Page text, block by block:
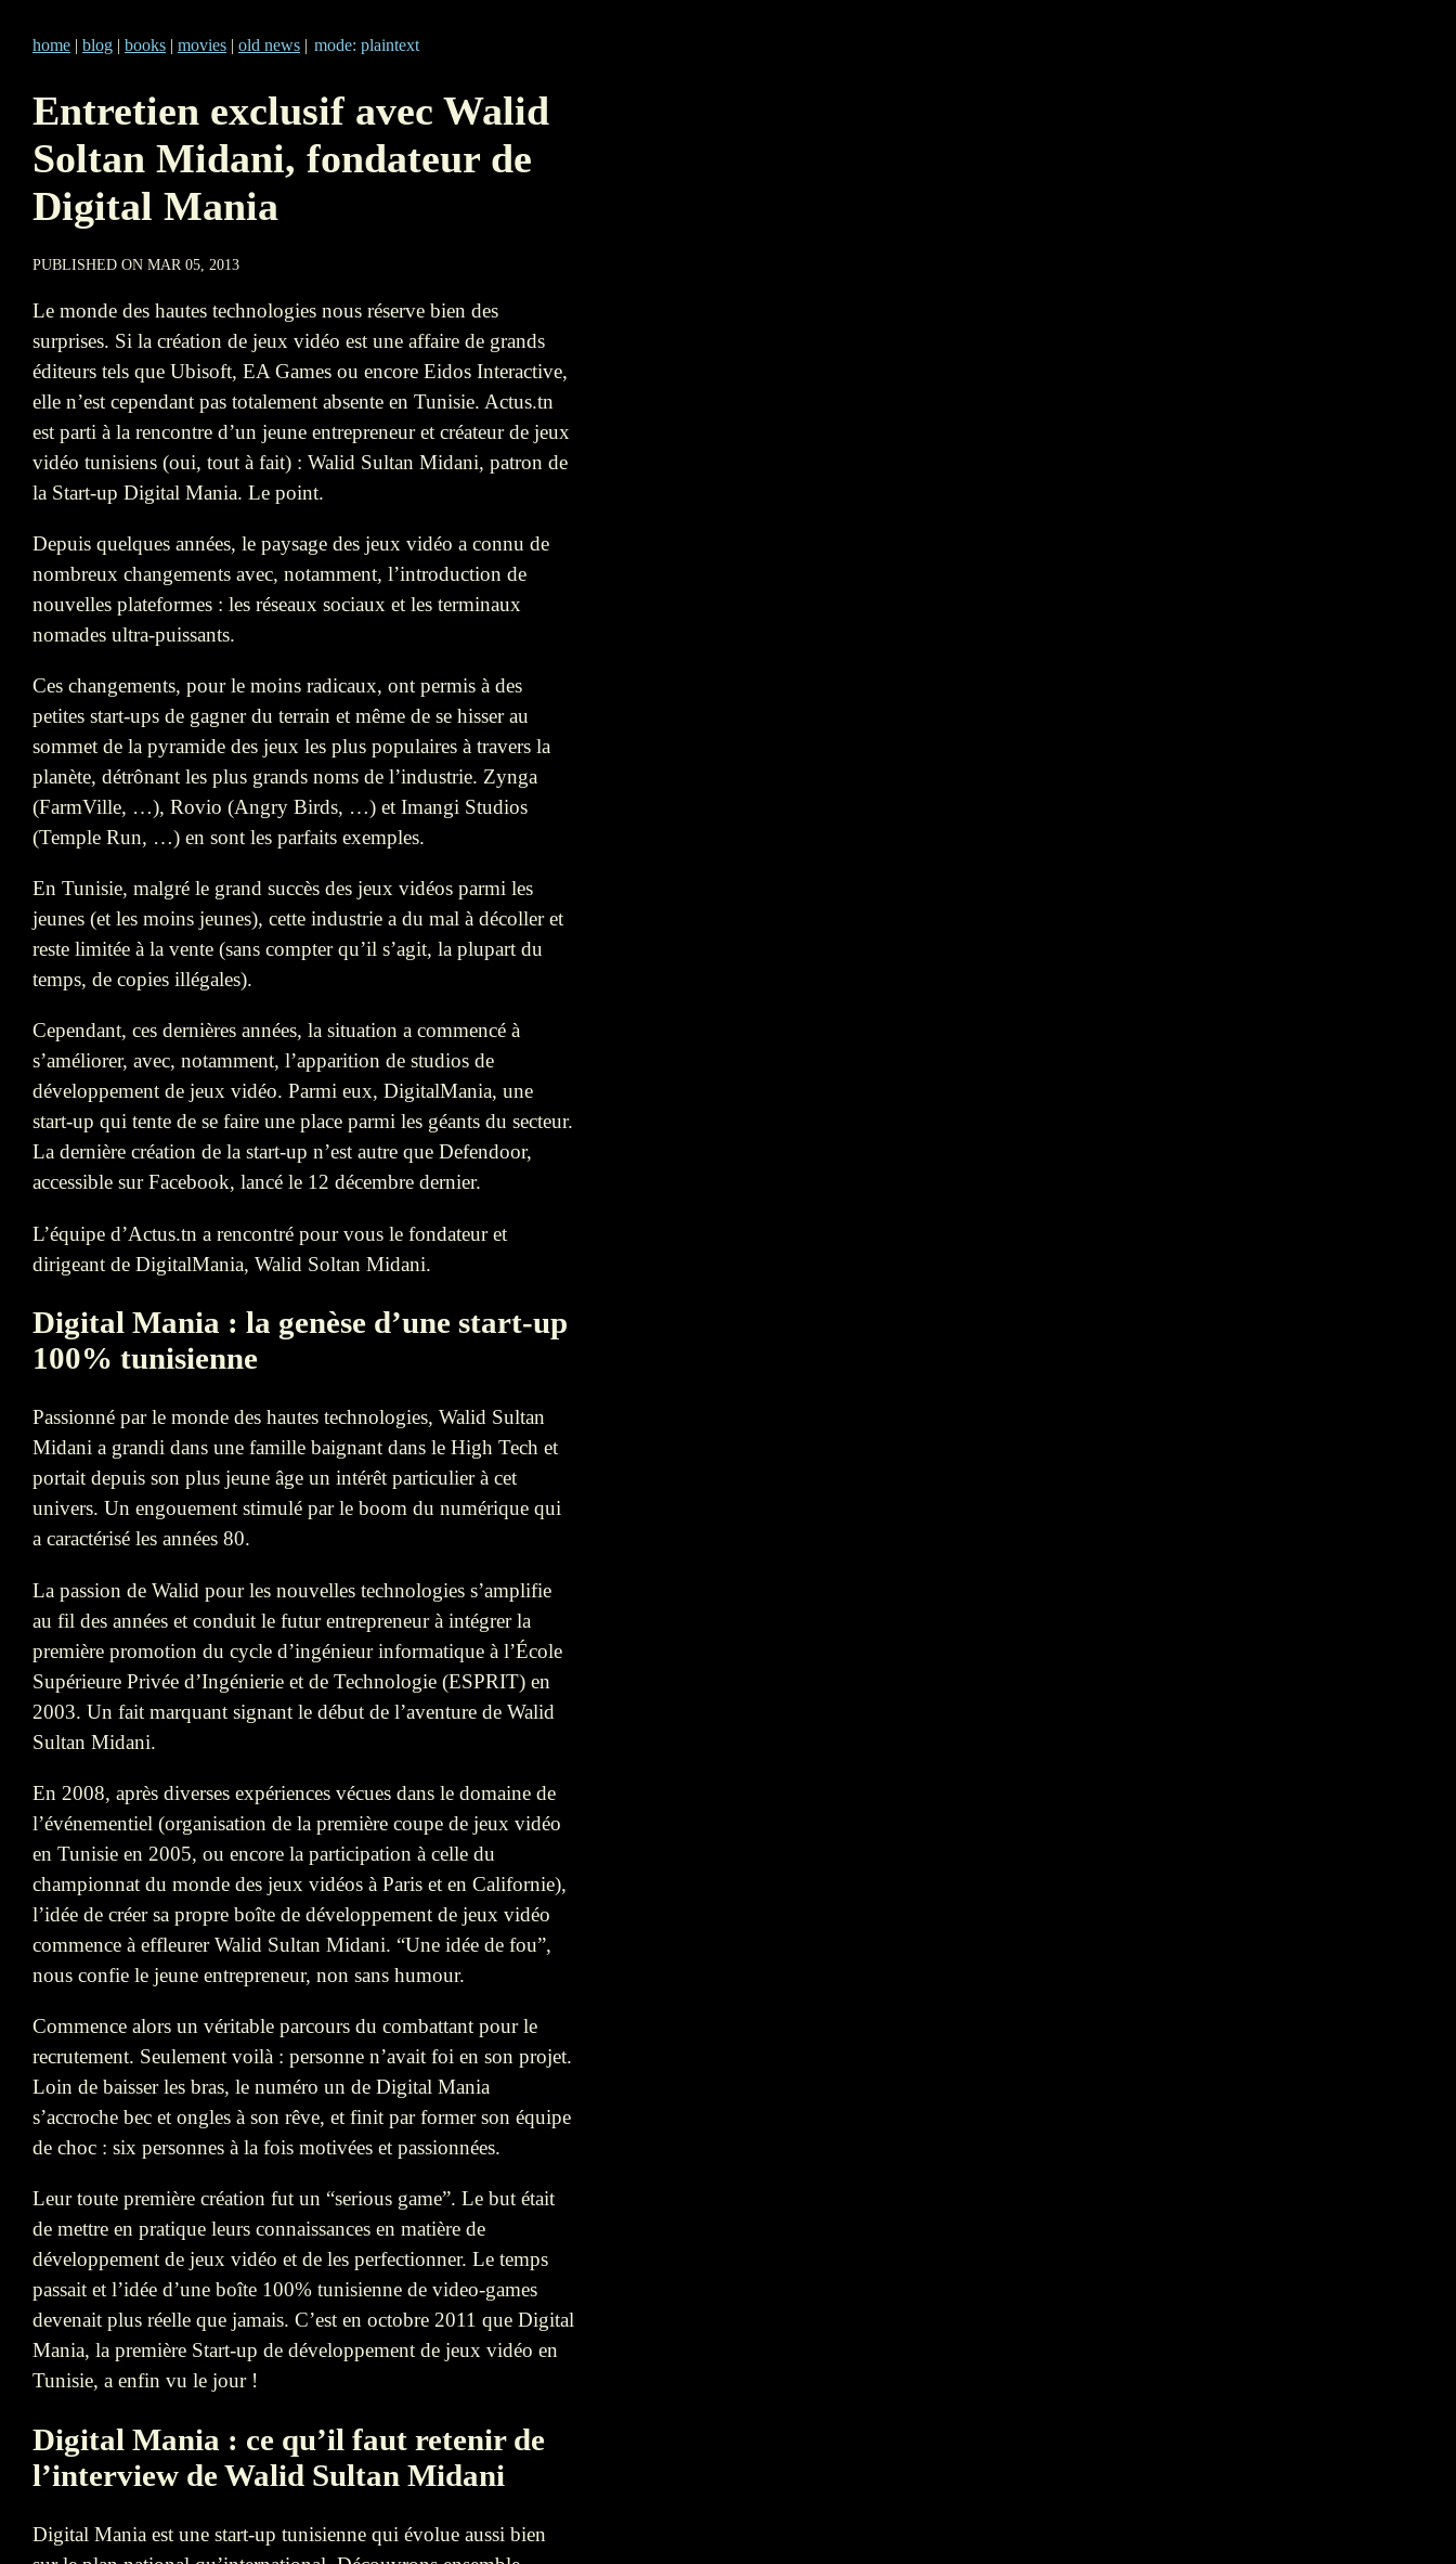
home | blog | books | movies | old news | mode: plaintext
Entretien exclusif avec Walid
Soltan Midani, fondateur de
Digital Mania
PUBLISHED ON MAR 05, 2013
Le monde des hautes technologies nous réserve bien des
surprises. Si la création de jeux vidéo est une affaire de grands
éditeurs tels que Ubisoft, EA Games ou encore Eidos Interactive,
elle n’est cependant pas totalement absente en Tunisie. Actus.tn
est parti à la rencontre d’un jeune entrepreneur et créateur de jeux
vidéo tunisiens (oui, tout à fait) : Walid Sultan Midani, patron de
la Start-up Digital Mania. Le point.
Depuis quelques années, le paysage des jeux vidéo a connu de
nombreux changements avec, notamment, l’introduction de
nouvelles plateformes : les réseaux sociaux et les terminaux
nomades ultra-puissants.
Ces changements, pour le moins radicaux, ont permis à des
petites start-ups de gagner du terrain et même de se hisser au
sommet de la pyramide des jeux les plus populaires à travers la
planète, détrônant les plus grands noms de l’industrie. Zynga
(FarmVille, …), Rovio (Angry Birds, …) et Imangi Studios
(Temple Run, …) en sont les parfaits exemples.
En Tunisie, malgré le grand succès des jeux vidéos parmi les
jeunes (et les moins jeunes), cette industrie a du mal à décoller et
reste limitée à la vente (sans compter qu’il s’agit, la plupart du
temps, de copies illégales).
Cependant, ces dernières années, la situation a commencé à
s’améliorer, avec, notamment, l’apparition de studios de
développement de jeux vidéo. Parmi eux, DigitalMania, une
start-up qui tente de se faire une place parmi les géants du secteur.
La dernière création de la start-up n’est autre que Defendoor,
accessible sur Facebook, lancé le 12 décembre dernier.
L’équipe d’Actus.tn a rencontré pour vous le fondateur et
dirigeant de DigitalMania, Walid Soltan Midani.
Digital Mania : la genèse d’une start-up
100% tunisienne
Passionné par le monde des hautes technologies, Walid Sultan
Midani a grandi dans une famille baignant dans le High Tech et
portait depuis son plus jeune âge un intérêt particulier à cet
univers. Un engouement stimulé par le boom du numérique qui
a caractérisé les années 80.
La passion de Walid pour les nouvelles technologies s’amplifie
au fil des années et conduit le futur entrepreneur à intégrer la
première promotion du cycle d’ingénieur informatique à l’École
Supérieure Privée d’Ingénierie et de Technologie (ESPRIT) en
2003. Un fait marquant signant le début de l’aventure de Walid
Sultan Midani.
En 2008, après diverses expériences vécues dans le domaine de
l’événementiel (organisation de la première coupe de jeux vidéo
en Tunisie en 2005, ou encore la participation à celle du
championnat du monde des jeux vidéos à Paris et en Californie),
l’idée de créer sa propre boîte de développement de jeux vidéo
commence à effleurer Walid Sultan Midani. “Une idée de fou”,
nous confie le jeune entrepreneur, non sans humour.
Commence alors un véritable parcours du combattant pour le
recrutement. Seulement voilà : personne n’avait foi en son projet.
Loin de baisser les bras, le numéro un de Digital Mania
s’accroche bec et ongles à son rêve, et finit par former son équipe
de choc : six personnes à la fois motivées et passionnées.
Leur toute première création fut un “serious game”. Le but était
de mettre en pratique leurs connaissances en matière de
développement de jeux vidéo et de les perfectionner. Le temps
passait et l’idée d’une boîte 100% tunisienne de video-games
devenait plus réelle que jamais. C’est en octobre 2011 que Digital
Mania, la première Start-up de développement de jeux vidéo en
Tunisie, a enfin vu le jour !
Digital Mania : ce qu’il faut retenir de
l’interview de Walid Sultan Midani
Digital Mania est une start-up tunisienne qui évolue aussi bien